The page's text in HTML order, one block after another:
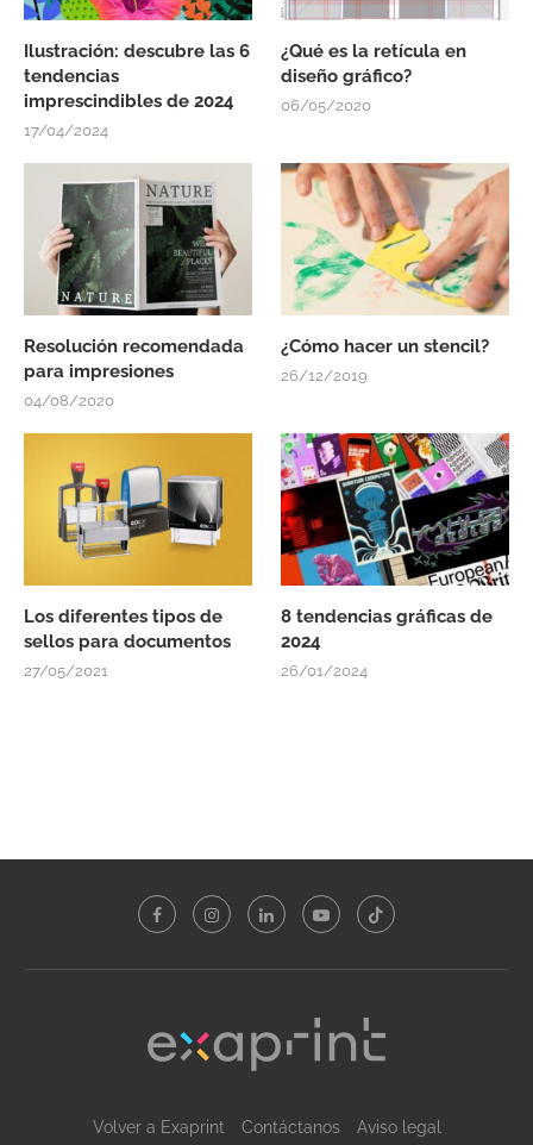
Ilustración: descubre las 6
tendencias
imprescindibles de 2024
17/04/2024
¿Qué es la retícula en
diseño gráfico?
06/05/2020
Resolución recomendada
para impresiones
04/08/2020
¿Cómo hacer un stencil?
26/12/2019
Los diferentes tipos de
sellos para documentos
27/05/2021
8 tendencias gráficas de
2024
26/01/2024
Volver a Exaprint Contáctanos Aviso legal